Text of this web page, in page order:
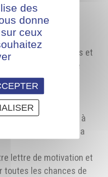
en détail nos
avec nos formateurs et
pour confirmer votre
passe dans la
?
AFPIA et/ou à
votre situation il y a
lettre de motivation et
toutes les chances de
des
donne
ceux